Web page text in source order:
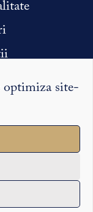
optimiza site-
practică
pe Syntopic
reflectă în mod
noștri.